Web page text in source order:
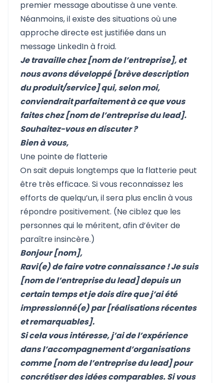
premier message aboutisse à une vente.
Néanmoins, il existe des situations où une
approche directe est justifiée dans un
message LinkedIn à froid.
Je travaille chez [nom de l’entreprise], et
nous avons développé [brève description
du produit/service] qui, selon moi,
conviendrait parfaitement à ce que vous
faites chez [nom de l’entreprise du lead].
Souhaitez-vous en discuter ?
Bien à vous,
Une pointe de flatterie
On sait depuis longtemps que la flatterie peut
être très efficace. Si vous reconnaissez les
efforts de quelqu’un, il sera plus enclin à vous
répondre positivement. (Ne ciblez que les
personnes qui le méritent, afin d’éviter de
paraître insincère.)
Bonjour [nom],
Ravi(e) de faire votre connaissance ! Je suis
[nom de l’entreprise du lead] depuis un
certain temps et je dois dire que j’ai été
impressionné(e) par [réalisations récentes
et remarquables].
Si cela vous intéresse, j’ai de l’expérience
dans l’accompagnement d’organisations
comme [nom de l’entreprise du lead] pour
concrétiser des idées comparables. Si vous